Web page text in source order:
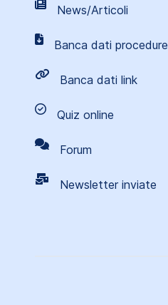
News/Articoli
Banca dati procedure
Banca dati link
Quiz online
Forum
Newsletter inviate